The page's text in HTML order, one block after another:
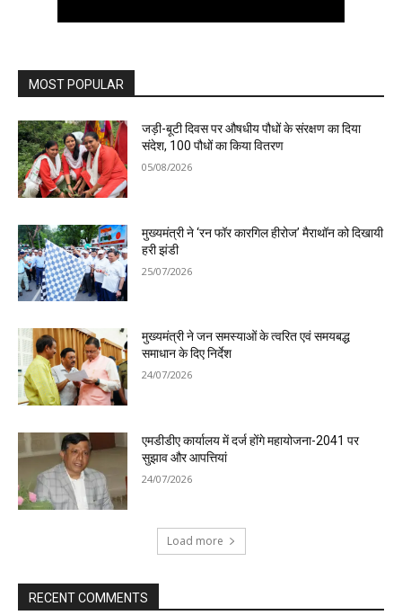
MOST POPULAR
जड़ी-बूटी दिवस पर औषधीय पौधों के संरक्षण का दिया
संदेश, 100 पौधों का किया वितरण
05/08/2026
मुख्यमंत्री ने ‘रन फॉर कारगिल हीरोज’ मैराथॉन को दिखायी
हरी झंडी
25/07/2026
मुख्यमंत्री ने जन समस्याओं के त्वरित एवं समयबद्ध
समाधान के दिए निर्देश
24/07/2026
एमडीडीए कार्यालय में दर्ज होंगे महायोजना-2041 पर
सुझाव और आपत्तियां
24/07/2026
Load more
RECENT COMMENTS